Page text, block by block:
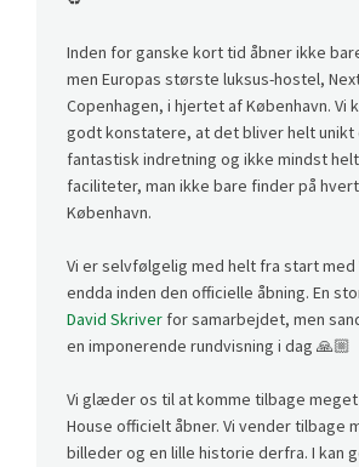
Inden for ganske kort tid åbner ikke
men Europas største luksus-hostel,
Copenhagen, i hjertet af København. Vi
godt konstatere, at det bliver helt unikt
fantastisk indretning og ikke mindst
faciliteter, man ikke bare finder på
København.
Vi er selvfølgelig med helt fra start med
endda inden den officielle åbning. En
David Skriver for samarbejdet, men
en imponerende rundvisning i dag 🙏🏼
Vi glæder os til at komme tilbage
House officielt åbner. Vi vender tilbage
billeder og en lille historie derfra. I kan